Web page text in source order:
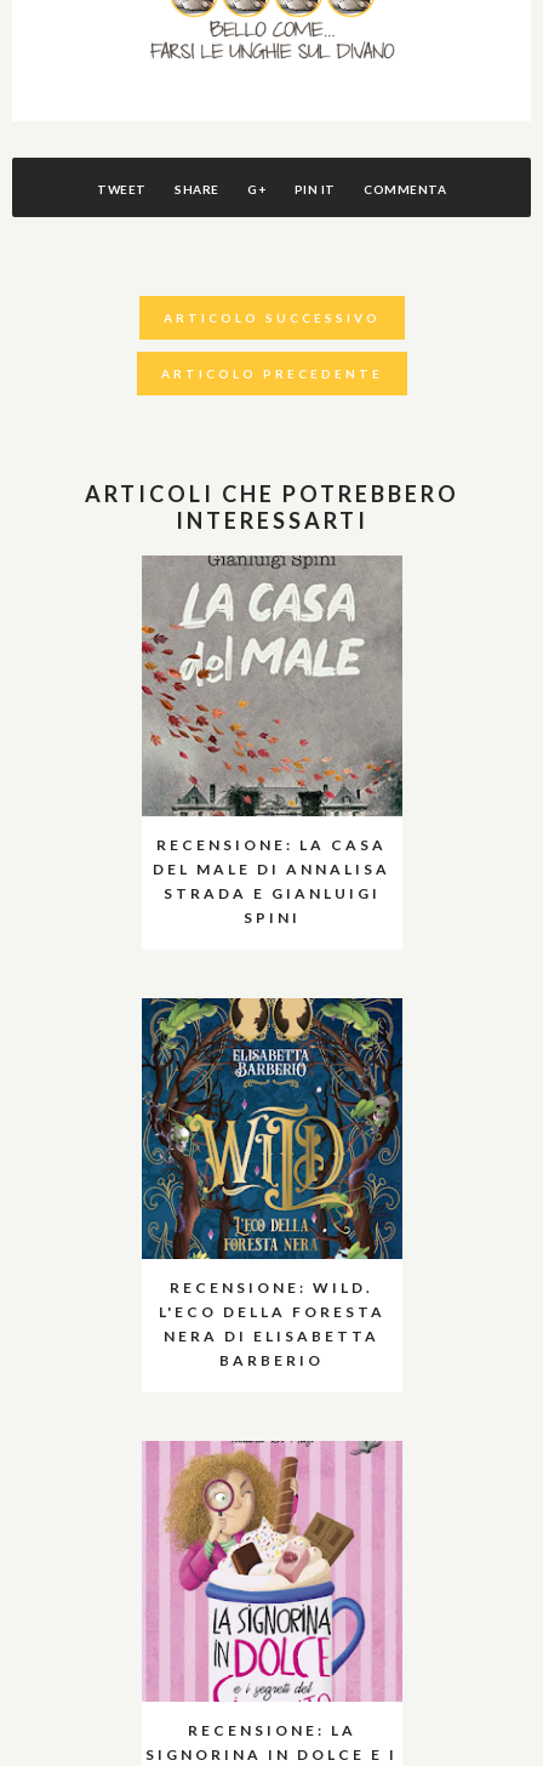
TWEET SHARE G+ PIN IT COMMENTA
ARTICOLO SUCCESSIVO
ARTICOLO PRECEDENTE
ARTICOLI CHE POTREBBERO
INTERESSARTI
RECENSIONE: LA CASA
DEL MALE DI ANNALISA
STRADA E GIANLUIGI
SPINI
RECENSIONE: WILD.
L'ECO DELLA FORESTA
NERA DI ELISABETTA
BARBERIO
RECENSIONE: LA
SIGNORINA IN DOLCE E I